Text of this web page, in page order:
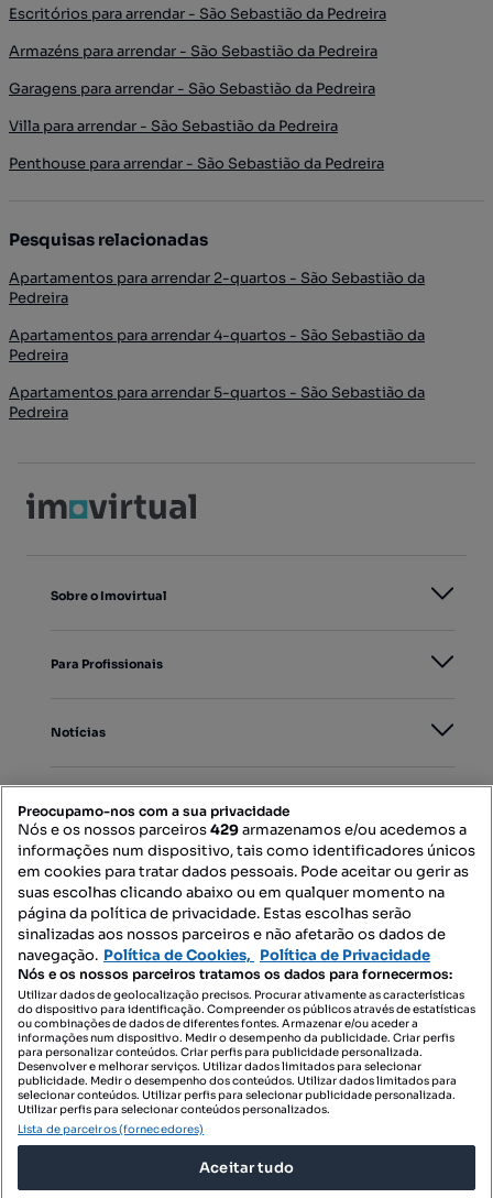
Escritórios para arrendar - São Sebastião da Pedreira
Armazéns para arrendar - São Sebastião da Pedreira
Garagens para arrendar - São Sebastião da Pedreira
Villa para arrendar - São Sebastião da Pedreira
Penthouse para arrendar - São Sebastião da Pedreira
Pesquisas relacionadas
Apartamentos para arrendar 2-quartos - São Sebastião da
Pedreira
Apartamentos para arrendar 4-quartos - São Sebastião da
Pedreira
Apartamentos para arrendar 5-quartos - São Sebastião da
Pedreira
Sobre o Imovirtual
Para Profissionais
Notícias
Mapa do Site
Contacte-nos
SIGA-NOS:
DESCARREGAR NA:
Preocupamo-nos com a sua privacidade
Nós e os nossos parceiros429armazenamos e/ou acedemos a
informações num dispositivo, tais como identificadores únicos
em cookies para tratar dados pessoais. Pode aceitar ou gerir as
suas escolhas clicando abaixo ou em qualquer momento na
página da política de privacidade. Estas escolhas serão
sinalizadas aos nossos parceiros e não afetarão os dados de
navegação. Política de Cookies, Política de Privacidade
Nós e os nossos parceiros tratamos os dados para fornecermos:
Utilizar dados de geolocalização precisos. Procurar ativamente as características
do dispositivo para identificação. Compreender os públicos através de estatísticas
ou combinações de dados de diferentes fontes. Armazenar e/ou aceder a
informações num dispositivo. Medir o desempenho da publicidade. Criar perfis
para personalizar conteúdos. Criar perfis para publicidade personalizada.
Desenvolver e melhorar serviços. Utilizar dados limitados para selecionar
publicidade. Medir o desempenho dos conteúdos. Utilizar dados limitados para
selecionar conteúdos. Utilizar perfis para selecionar publicidade personalizada.
Utilizar perfis para selecionar conteúdos personalizados.
Lista de parceiros (fornecedores)
Aceitar tudo